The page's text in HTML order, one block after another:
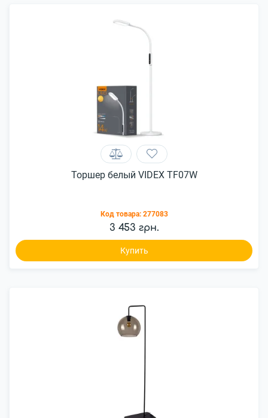
Торшер белый VIDEX TF07W
Код товара: 277083
3 453 грн.
Купить